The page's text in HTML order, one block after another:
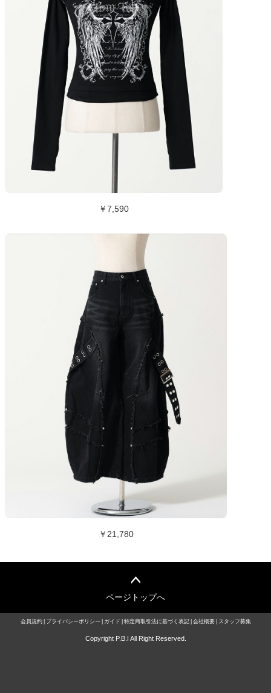
￥7,590
￥21,780
ページトップへ
会員規約 プライバシーポリシー ガイド 特定商取引法に基づく表記 会社概要 スタッフ募集
Copyright P.B.I All Right Reserved.